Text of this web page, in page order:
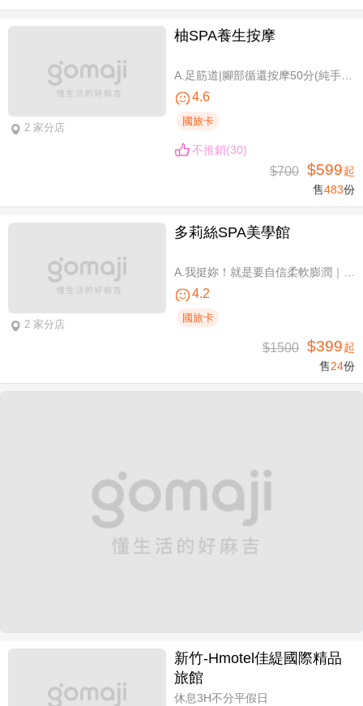
2 家分店
柚SPA養生按摩
4.6
國旅卡
不推銷(30)
$700 $599起
售483份
2 家分店
多莉絲SPA美學館
4.2
國旅卡
$1500 $399起
售24份
新竹-Hmotel佳緹國際精品
旅館
休息3H不分平假日